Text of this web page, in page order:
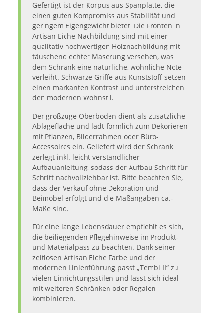
Gefertigt ist der Korpus aus Spanplatte, die
einen guten Kompromiss aus Stabilität und
geringem Eigengewicht bietet. Die Fronten in
Artisan Eiche Nachbildung sind mit einer
qualitativ hochwertigen Holznachbildung mit
täuschend echter Maserung versehen, was
dem Schrank eine natürliche, wohnliche Note
verleiht. Schwarze Griffe aus Kunststoff setzen
einen markanten Kontrast und unterstreichen
den modernen Wohnstil.
Der großzüge Oberboden dient als zusätzliche
Ablagefläche und lädt förmlich zum Dekorieren
mit Pflanzen, Bilderrahmen oder Büro-
Accessoires ein. Geliefert wird der Schrank
zerlegt inkl. leicht verständlicher
Aufbauanleitung, sodass der Aufbau Schritt für
Schritt nachvollziehbar ist. Bitte beachten Sie,
dass der Verkauf ohne Dekoration und
Beimöbel erfolgt und die Maßangaben ca.-
Maße sind.
Für eine lange Lebensdauer empfiehlt es sich,
die beiliegenden Pflegehinweise im Produkt-
und Materialpass zu beachten. Dank seiner
zeitlosen Artisan Eiche Farbe und der
modernen Linienführung passt „Tembi II“ zu
vielen Einrichtungsstilen und lässt sich ideal
mit weiteren Schränken oder Regalen
kombinieren.